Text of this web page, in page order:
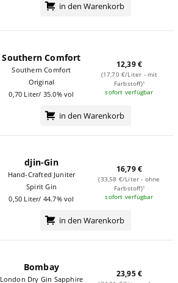
in den Warenkorb
Southern Comfort
Southern Comfort
Original
0,70 Liter/ 35.0% vol
12,39 €
(17,70 €/Liter - mit
Farbstoff)¹
sofort verfügbar
in den Warenkorb
djin-Gin
Hand-Crafted Juniter
Spirit Gin
0,50 Liter/ 44.7% vol
16,79 €
(33,58 €/Liter - ohne
Farbstoff)¹
sofort verfügbar
in den Warenkorb
Bombay
London Dry Gin Sapphire
23,95 €